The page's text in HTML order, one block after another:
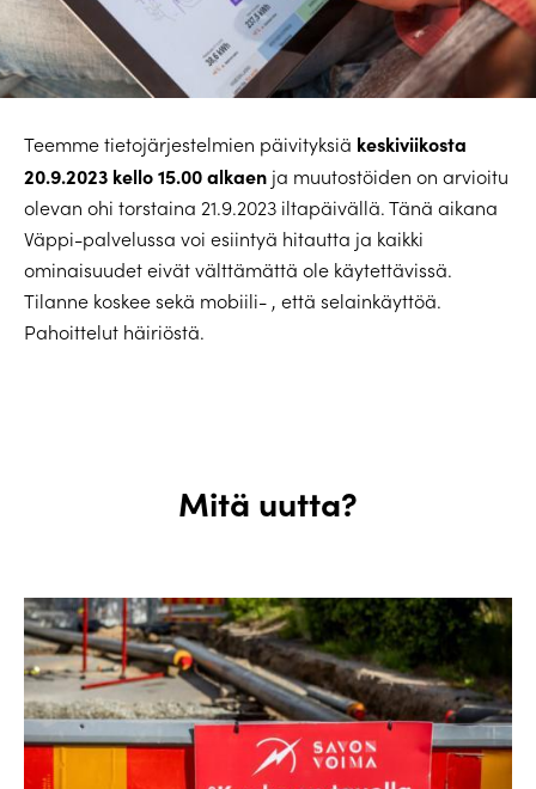
Teemme tietojärjestelmien päivityksiä keskiviikosta
20.9.2023 kello 15.00 alkaen ja muutostöiden on arvioitu
olevan ohi torstaina 21.9.2023 iltapäivällä. Tänä aikana
Väppi-palvelussa voi esiintyä hitautta ja kaikki
ominaisuudet eivät välttämättä ole käytettävissä.
Tilanne koskee sekä mobiili- , että selainkäyttöä.
Pahoittelut häiriöstä.
Mitä uutta?